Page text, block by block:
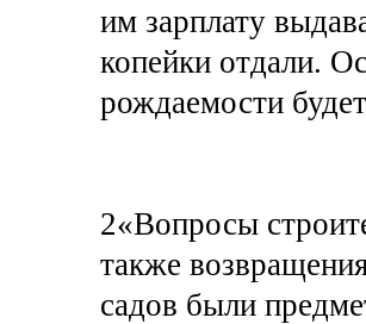
им зарплату
копейки отдали.
рождаемости
2«Вопросы
также
садов были